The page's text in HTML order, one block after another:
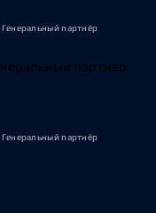
Генеральный партнёр
Генеральный партнёр